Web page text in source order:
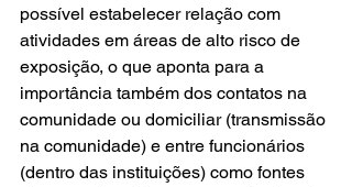
possível estabelecer relação com
atividades em áreas de alto risco de
exposição, o que aponta para a
importância também dos contatos na
comunidade ou domiciliar (transmissão
na comunidade) e entre funcionários
(dentro das instituições) como fontes